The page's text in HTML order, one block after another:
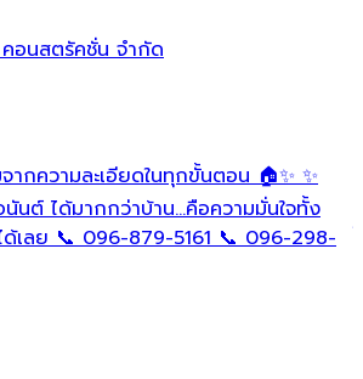
อนสตรัคชั่น จํากัด
ากความละเอียดในทุกขั้นตอน 🏠✨ ✨
นต์ ได้มากกว่าบ้าน…คือความมั่นใจทั้ง
เลย 📞 096-879-5161 📞 096-298-